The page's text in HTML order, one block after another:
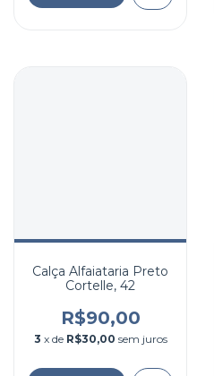
Calça Alfaiataria Preto
Cortelle, 42
R$90,00
3 x de R$30,00 sem juros